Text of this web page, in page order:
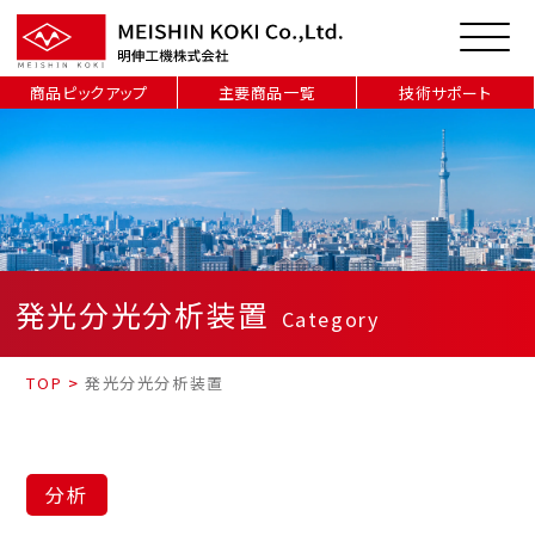
商品ピックアップ 主要商品一覧 技術サポート
発光分光分析装置 Category
TOP >発光分光分析装置
分析